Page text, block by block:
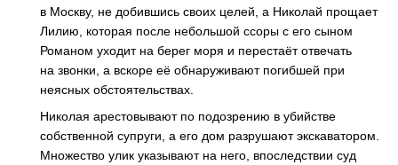
в Москву, не добившись своих целей, а Николай прощает
Лилию, которая после небольшой ссоры с его сыном
Романом уходит на берег моря и перестаёт отвечать
на звонки, а вскоре её обнаруживают погибшей при
неясных обстоятельствах.
Николая арестовывают по подозрению в убийстве
собственной супруги, а его дом разрушают экскаватором.
Множество улик указывают на него, впоследствии суд